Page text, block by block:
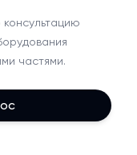
частями.